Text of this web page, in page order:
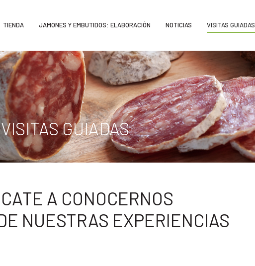
TIENDA JAMONES Y EMBUTIDOS: ELABORACIÓN NOTICIAS VISITAS GUIADAS
VISITAS GUIADAS
A CONOCERNOS
NUESTRAS EXPERIENCIAS